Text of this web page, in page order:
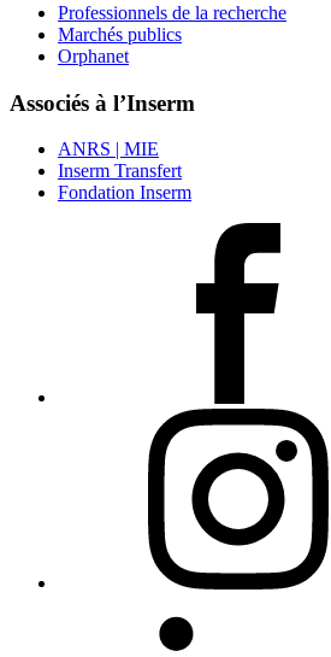
Professionnels de la recherche
Marchés publics
Orphanet
Associés à l’Inserm
ANRS | MIE
Inserm Transfert
Fondation Inserm